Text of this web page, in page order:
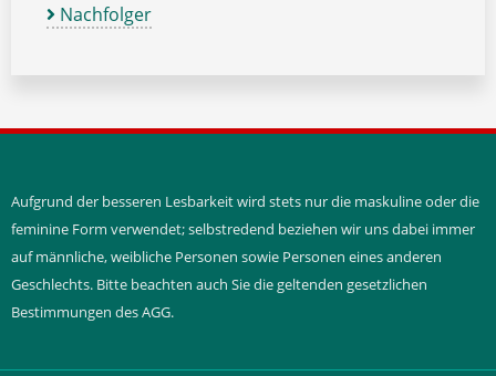
Nachfolger
Aufgrund der besseren Lesbarkeit wird stets nur die maskuline oder die
feminine Form verwendet; selbstredend beziehen wir uns dabei immer
auf männliche, weibliche Personen sowie Personen eines anderen
Geschlechts. Bitte beachten auch Sie die geltenden gesetzlichen
Bestimmungen des AGG.